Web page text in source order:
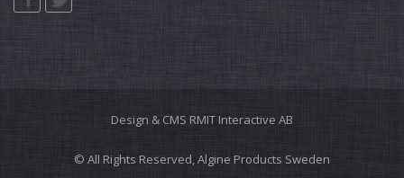
Design & CMS RMIT Interactive AB
© All Rights Reserved, Algine Products Sweden